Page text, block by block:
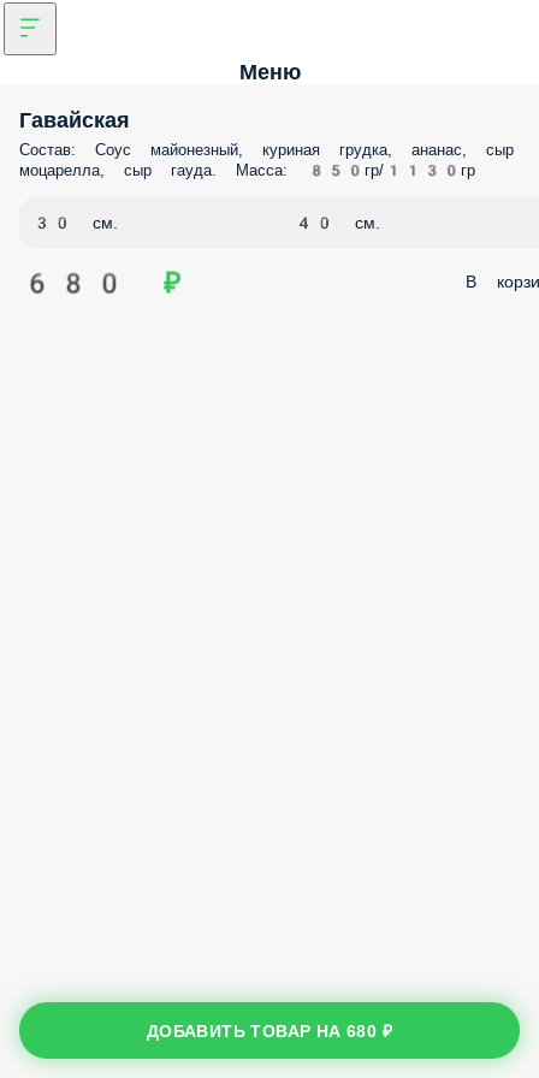
Меню
Гавайская
Состав: Соус майонезный, куриная грудка, ананас, сыр
моцарелла, сыр гауда. Масса: 850гр/1130гр
30 см. 40 см.
680 ₽ В
ДОБАВИТЬ ТОВАР НА680 ₽